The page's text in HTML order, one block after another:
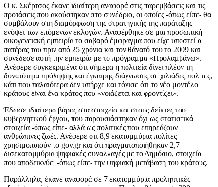
Ο κ. Σκέρτσος έκανε ιδιαίτερη αναφορά στις παρεμβάσεις και τις
προτάσεις που ακούστηκαν στο συνέδριο, οι οποίες -όπως είπε- θα
συμβάλουν στη διαμόρφωση της στρατηγικής της παράταξης
ενόψει των επόμενων εκλογών. Αναφέρθηκε σε μια προσωπική
οικογενειακή εμπειρία το σοβαρό έμφραγμα που είχε υποστεί ο
πατέρας του πριν από 25 χρόνια και τον θάνατό του το 2009 και
συνέδεσε αυτή την εμπειρία με το πρόγραμμα «Προλαμβάνω».
Ανέφερε συγκεκριμένα ότι σήμερα η πολιτεία δίνει πλέον τη
δυνατότητα πρόληψης και έγκαιρης διάγνωσης σε χιλιάδες πολίτες,
κάτι που παλαιότερα δεν υπήρχε και τόνισε ότι το νέο μοντέλο
κράτους είναι ένα κράτος που «νοιάζεται και φροντίζει».
Έδωσε ιδιαίτερο βάρος στα στοιχεία και στους δείκτες του
κυβερνητικού έργου, που παρουσιάστηκαν όχι ως στατιστικά
στοιχεία -όπως είπε- αλλά ως πολιτικές που επηρεάζουν
ανθρώπινες ζωές. Ανέφερε ότι 8,9 εκατομμύρια πολίτες
χρησιμοποιούν το gov.gr και ότι πραγματοποιήθηκαν 2,7
δισεκατομμύρια ψηφιακές συναλλαγές με το Δημόσιο, στοιχείο
που αποδεικνύει -όπως είπε- την ψηφιακή μετάβαση του κράτους.
Παράλληλα, έκανε αναφορά σε 7 εκατομμύρια προληπτικές